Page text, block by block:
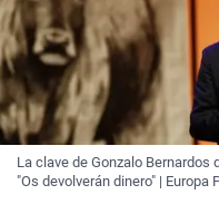
La clave de Gonzalo Bernardos
"Os devolverán dinero" | Europa